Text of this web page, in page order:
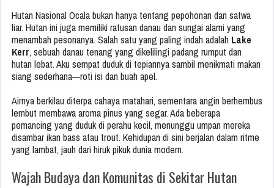
Hutan Nasional Ocala bukan hanya tentang pepohonan dan satwa
liar. Hutan ini juga memiliki ratusan danau dan sungai alami yang
menambah pesonanya. Salah satu yang paling indah adalah Lake
Kerr, sebuah danau tenang yang dikelilingi padang rumput dan
hutan lebat. Aku sempat duduk di tepiannya sambil menikmati makan
siang sederhana—roti isi dan buah apel.
Airnya berkilau diterpa cahaya matahari, sementara angin berhembus
lembut membawa aroma pinus yang segar. Ada beberapa
pemancing yang duduk di perahu kecil, menunggu umpan mereka
disambar ikan bass atau trout. Kehidupan di sini berjalan dalam ritme
yang lambat, jauh dari hiruk pikuk dunia modern.
Wajah Budaya dan Komunitas di Sekitar Hutan